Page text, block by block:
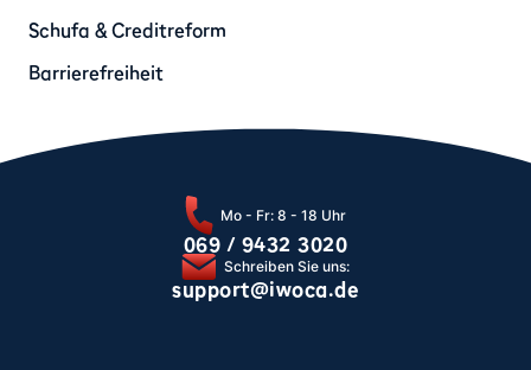
Schufa & Creditreform
Barrierefreiheit
Mo - Fr: 8 - 18 Uhr
069 / 9432 3020
Schreiben Sie uns:
support@iwoca.de